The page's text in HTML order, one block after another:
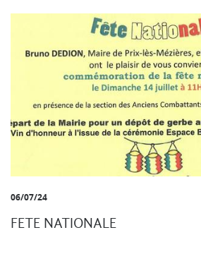
06/07/24
FETE NATIONALE